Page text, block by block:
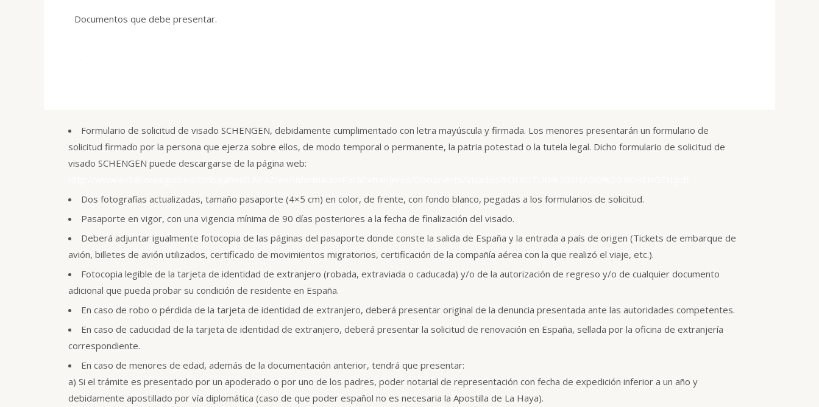
Documentos que debe presentar.
Formulario de solicitud de visado SCHENGEN, debidamente cumplimentado con letra mayúscula y firmada. Los menores presentarán un formulario de
solicitud firmado por la persona que ejerza sobre ellos, de modo temporal o permanente, la patria potestad o la tutela legal. Dicho formulario de solicitud de
visado SCHENGEN puede descargarse de la página web:
Dos fotografías actualizadas, tamaño pasaporte (4×5 cm) en color, de frente, con fondo blanco, pegadas a los formularios de solicitud.
Pasaporte en vigor, con una vigencia mínima de 90 días posteriores a la fecha de finalización del visado.
Deberá adjuntar igualmente fotocopia de las páginas del pasaporte donde conste la salida de España y la entrada a país de origen (Tickets de embarque de
avión, billetes de avión utilizados, certificado de movimientos migratorios, certificación de la compañía aérea con la que realizó el viaje, etc.).
Fotocopia legible de la tarjeta de identidad de extranjero (robada, extraviada o caducada) y/o de la autorización de regreso y/o de cualquier documento
adicional que pueda probar su condición de residente en España.
En caso de robo o pérdida de la tarjeta de identidad de extranjero, deberá presentar original de la denuncia presentada ante las autoridades competentes.
En caso de caducidad de la tarjeta de identidad de extranjero, deberá presentar la solicitud de renovación en España, sellada por la oficina de extranjería
correspondiente.
En caso de menores de edad, además de la documentación anterior, tendrá que presentar:
a) Si el trámite es presentado por un apoderado o por uno de los padres, poder notarial de representación con fecha de expedición inferior a un año y
debidamente apostillado por vía diplomática (caso de que poder español no es necesaria la Apostilla de La Haya).